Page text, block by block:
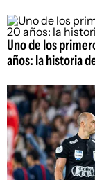
Uno de los
años: la historia